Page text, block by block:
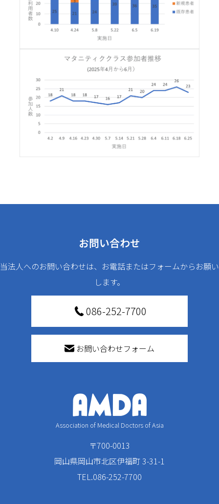
お問い合わせ
当法人へのお問い合わせは、お電話またはフォームからお願い
します。
086-252-7700
お問い合わせフォーム
Association of Medical Doctors of Asia
〒700-0013
岡山県岡山市北区伊福町 3-31-1
TEL.086-252-7700